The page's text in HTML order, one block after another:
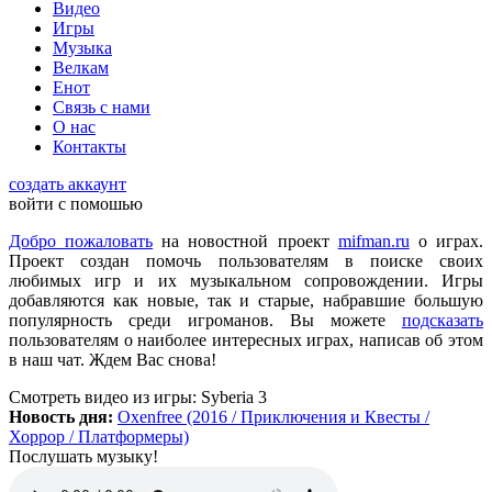
всех категорий людей, которые в той или иной форме
интересуются играми и геймерской индустрией в целом.
ometu:новости для женщин
Mifman:
Обновите, пожалуйста, игру Garry's Mod
Игра обновлена
lexafrog:
Обновите, пожалуйста, игру Garry's Mod. Много
обнов вышло, а на сайте старенькая...
cord: Grisha,
Да, есть такая и даже с дополнительной модификацией
StarCraft Cartooned (мультяшки).
Вот она:StarCraft Remastered
Видео
Игры
Музыка
Велкам
Енот
Связь с нами
О нас
Контакты
создать аккаунт
войти с помошью
Добро пожаловать на новостной проект mifman.ru о играх.
Проект создан помочь пользователям в поиске своих
любимых игр и их музыкальном сопровождении. Игры
добавляются как новые, так и старые, набравшие большую
популярность среди игроманов. Вы можете подсказать
пользователям о наиболее интересных играх, написав об этом
в наш чат. Ждем Вас снова!
Смотреть видео из игры: Syberia 3
Новость дня: Oxenfree (2016 / Приключения и Квесты /
Хоррор / Платформеры)
Послушать музыку!